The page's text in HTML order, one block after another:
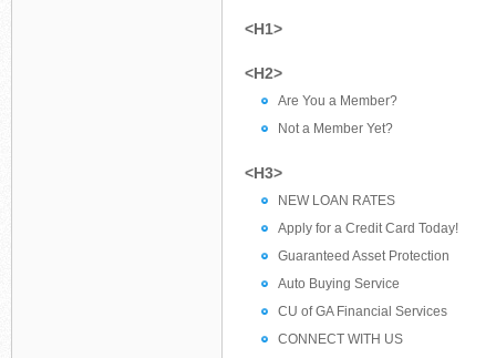
<H1>
<H2>
Are You a Member?
Not a Member Yet?
<H3>
NEW LOAN RATES
Apply for a Credit Card Today!
Guaranteed Asset Protection
Auto Buying Service
CU of GA Financial Services
CONNECT WITH US